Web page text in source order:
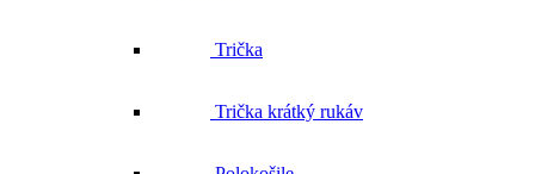
Trička
Trička krátký rukáv